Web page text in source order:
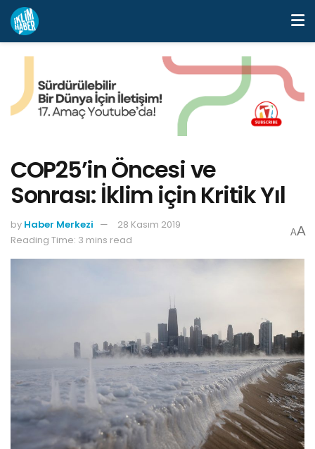
COP25’in Öncesi ve
Sonrası: İklim için Kritik Yıl
by Haber Merkezi
28 Kasım 2019
Reading Time: 3 mins read
AA